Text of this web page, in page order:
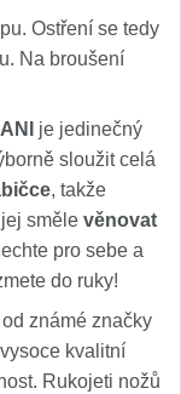
Ostření se tedy
Na broušení
je jedinečný
sloužit celá
, takže
směle věnovat
pro sebe a
do ruky!
známé značky
kvalitní
Rukojeti nožů